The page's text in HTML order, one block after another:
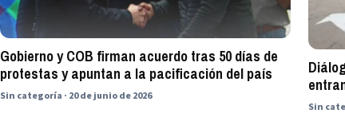
Gobierno y COB firman acuerdo tras 50 días de
protestas y apuntan a la pacificación del país
Sin categoría · 20 de junio de 2026
Sin